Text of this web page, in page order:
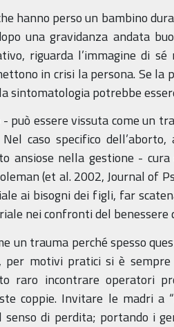
hanno perso un bambino
una gravidanza andata
riguarda l’immagine di
in crisi la persona. Se la
sintomatologia potrebbe
può essere vissuta come un
caso specifico
ansiose nella gestione -
(et al. 2002, Journal of
ai bisogni dei figli, far
nei confronti del benessere
un trauma perché spesso
motivi pratici si è sempre
raro incontrare operatori
coppie. Invitare le madri a
di perdita; portando i